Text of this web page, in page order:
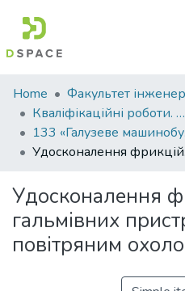
Communities
&
Collections
All of DSpace
Statistics
Home
Кваліфікаційні роботи. Факультет інженерно-технологічний
133
Удосконалення
гальмівних
повітряним